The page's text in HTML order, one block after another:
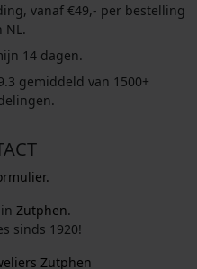
vanaf €49,- per bestelling
NL.
14 dagen.
gemiddeld van 1500+
Zutphen.
sinds 1920!
Zutphen